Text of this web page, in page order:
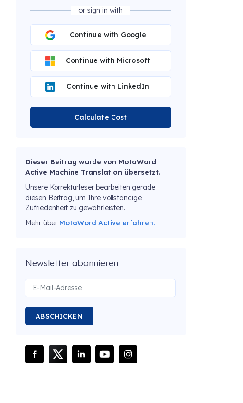
or sign in with
Continue with Google
Continue with Microsoft
Continue with LinkedIn
Calculate Cost
Dieser Beitrag wurde von MotaWord
Active Machine Translation übersetzt.
Unsere Korrekturleser bearbeiten gerade
diesen Beitrag, um Ihre vollständige
Zufriedenheit zu gewährleisten.
Mehr über MotaWord Active erfahren.
Newsletter abonnieren
ABSCHICKEN